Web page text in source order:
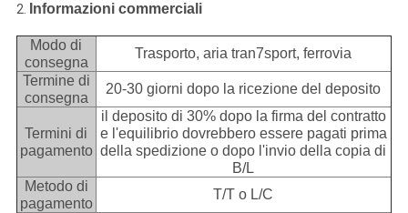
2. Informazioni commerciali
Modo di
consegna
Trasporto, aria tran7sport, ferrovia
Termine di
consegna
20-30 giorni dopo la ricezione del deposito
Termini di
pagamento
il deposito di 30% dopo la firma del contratto
e l'equilibrio dovrebbero essere pagati prima
della spedizione o dopo l'invio della copia di
B/L
Metodo di
pagamento
T/T o L/C